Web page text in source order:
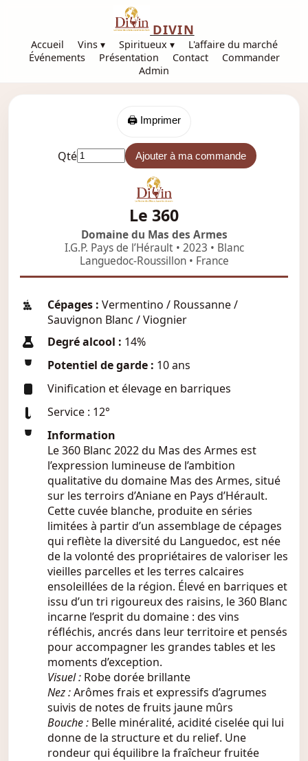
DIVIN
Accueil Vins ▾ Spiritueux ▾
L'affaire du marché
Événements
Présentation Contact
Commander
Admin
🖨️ Imprimer
Qté Ajouter à ma commande
Le 360
Domaine du Mas des Armes
I.G.P. Pays de l’Hérault • 2023 • Blanc
Languedoc-Roussillon • France
Cépages : Vermentino / Roussanne /
Sauvignon Blanc / Viognier
Degré alcool : 14%
Potentiel de garde : 10 ans
Vinification et élevage en barriques
Service : 12°
Information
Le 360 Blanc 2022 du Mas des Armes est
l’expression lumineuse de l’ambition
qualitative du domaine Mas des Armes, situé
sur les terroirs d’Aniane en Pays d’Hérault.
Cette cuvée blanche, produite en séries
limitées à partir d’un assemblage de cépages
qui reflète la diversité du Languedoc, est née
de la volonté des propriétaires de valoriser les
vieilles parcelles et les terres calcaires
ensoleillées de la région. Élevé en barriques et
issu d’un tri rigoureux des raisins, le 360 Blanc
incarne l’esprit du domaine : des vins
réfléchis, ancrés dans leur territoire et pensés
pour accompagner les grandes tables et les
moments d’exception.
Visuel : Robe dorée brillante
Nez :Arômes frais et expressifs d’agrumes
suivis de notes de fruits jaune mûrs
Bouche : Belle minéralité, acidité ciselée qui lui
donne de la structure et du relief. Une
rondeur qui équilibre la fraîcheur fruitée